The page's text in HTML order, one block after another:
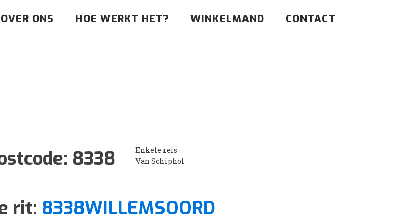
OVER ONS HOE WERKT HET? WINKELMAND CONTACT
8338
Enkele reis
Van Schiphol
rit: 8338WILLEMSOORD